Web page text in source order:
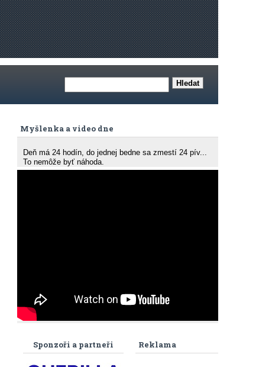
Myšlenka a video dne
Deň má 24 hodín, do jednej bedne sa zmestí 24 pív...
To nemôže byť náhoda.
Reklama
Sponzoři a partneři